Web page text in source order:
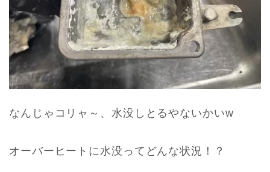
なんじゃコリャ～、水没しとるやないかいw
オーバーヒートに水没ってどんな状況！？